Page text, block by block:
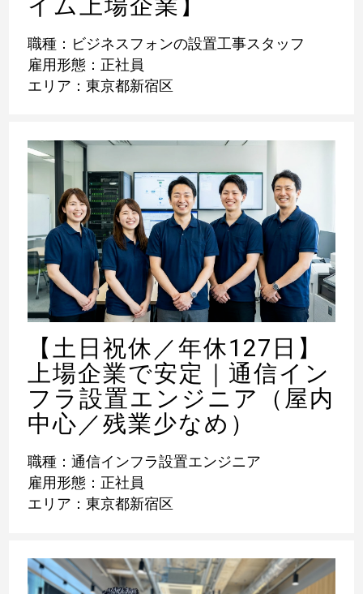
イム上場企業】
職種：ビジネスフォンの設置工事スタッフ
雇用形態：正社員
エリア：東京都新宿区
【土日祝休／年休127日】
上場企業で安定｜通信イン
フラ設置エンジニア（屋内
中心／残業少なめ）
職種：通信インフラ設置エンジニア
雇用形態：正社員
エリア：東京都新宿区